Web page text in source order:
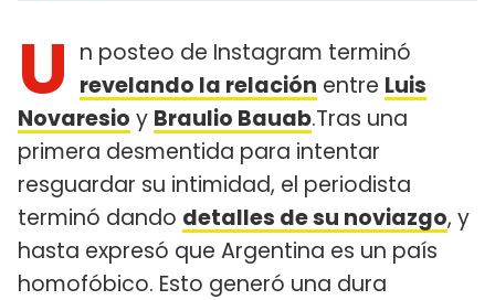
U n posteo de Instagram terminó
revelando la relación entre Luis
Novaresio y Braulio Bauab.Tras una
primera desmentida para intentar
resguardar su intimidad, el periodista
terminó dando detalles de su noviazgo, y
hasta expresó que Argentina es un país
homofóbico. Esto generó una dura